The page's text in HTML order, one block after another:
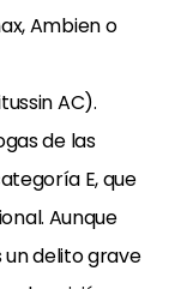
Ambien o
AC).
de las
E, que
Aunque
delito grave